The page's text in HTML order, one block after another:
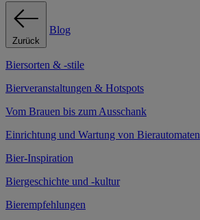
Zurück
Blog
Biersorten & -stile
Bierveranstaltungen & Hotspots
Vom Brauen bis zum Ausschank
Einrichtung und Wartung von Bierautomaten
Bier-Inspiration
Biergeschichte und -kultur
Bierempfehlungen